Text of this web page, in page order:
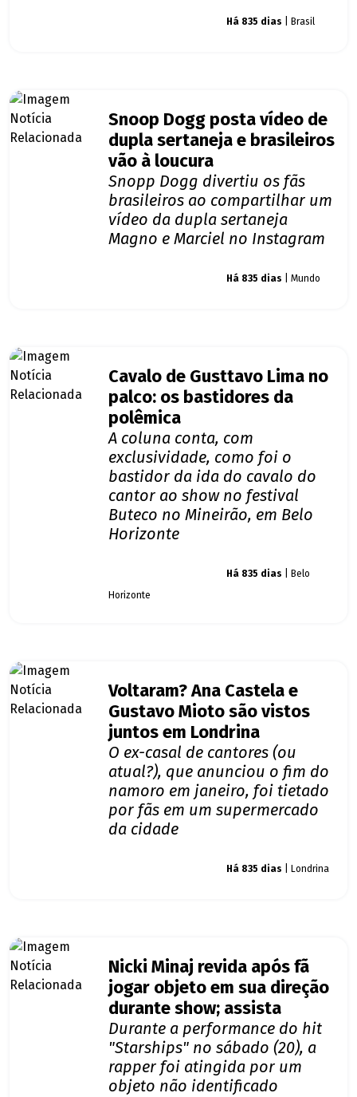
Há 835 dias | Brasil
Snoop Dogg posta vídeo de
dupla sertaneja e brasileiros
vão à loucura
Snopp Dogg divertiu os fãs
brasileiros ao compartilhar um
vídeo da dupla sertaneja
Magno e Marciel no Instagram
Há 835 dias | Mundo
Cavalo de Gusttavo Lima no
palco: os bastidores da
polêmica
A coluna conta, com
exclusividade, como foi o
bastidor da ida do cavalo do
cantor ao show no festival
Buteco no Mineirão, em Belo
Horizonte
Há 835 dias | Belo
Horizonte
Voltaram? Ana Castela e
Gustavo Mioto são vistos
juntos em Londrina
O ex-casal de cantores (ou
atual?), que anunciou o fim do
namoro em janeiro, foi tietado
por fãs em um supermercado
da cidade
Há 835 dias | Londrina
Nicki Minaj revida após fã
jogar objeto em sua direção
durante show; assista
Durante a performance do hit
"Starships" no sábado (20), a
rapper foi atingida por um
objeto não identificado